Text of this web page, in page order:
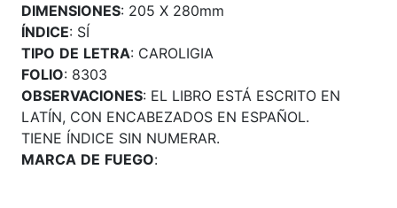
DIMENSIONES: 205 X 280mm
ÍNDICE: SÍ
TIPO DE LETRA: CAROLIGIA
FOLIO: 8303
OBSERVACIONES: EL LIBRO ESTÁ ESCRITO EN
LATÍN, CON ENCABEZADOS EN ESPAÑOL.
TIENE ÍNDICE SIN NUMERAR.
MARCA DE FUEGO: